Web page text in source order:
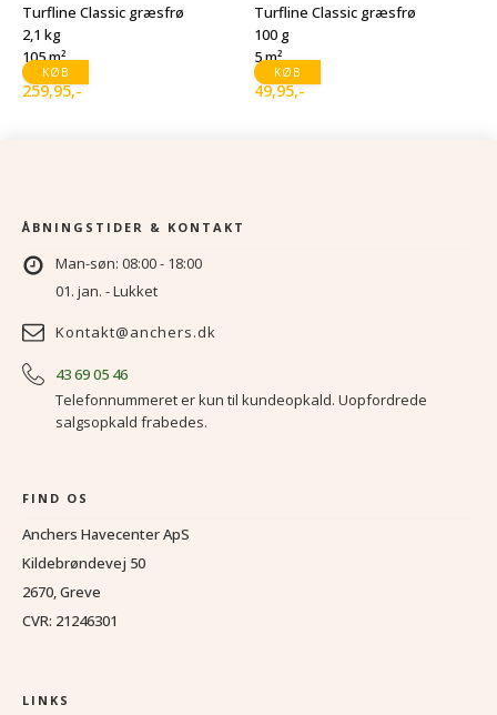
KØB
Turfline Classic græsfrø
2,1 kg
105 m²
259,95,-
KØB
Turfline Classic græsfrø
100 g
5 m²
49,95,-
ÅBNINGSTIDER & KONTAKT
Man-søn: 08:00 - 18:00
01. jan. - Lukket
Kontakt@anchers.dk
43 69 05 46
Telefonnummeret er kun til kundeopkald. Uopfordrede
salgsopkald frabedes.
FIND OS
Anchers Havecenter ApS
Kildebrøndevej 50
2670, Greve
CVR: 21246301
LINKS